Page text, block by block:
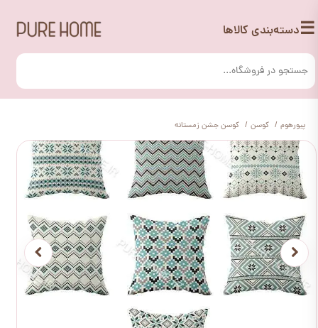
☰دسته‌بندی کالاها
پیورهوم کوسن کوسن جشن زمستانه